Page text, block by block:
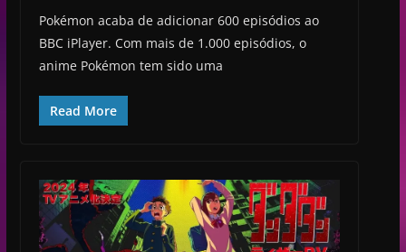
Pokémon acaba de adicionar 600 episódios ao
BBC iPlayer. Com mais de 1.000 episódios, o
anime Pokémon tem sido uma
Read More